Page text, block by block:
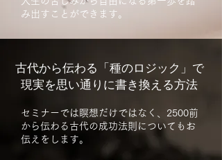
み出すことができます。
古代から伝わる「種のロジック」で
現実を思い通りに書き換える方法
セミナーでは瞑想だけではなく、2500前
から伝わる古代の成功法則についてもお
伝えをします。